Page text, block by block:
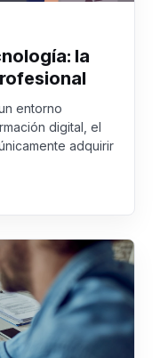
la
entorno
digital, el
adquirir